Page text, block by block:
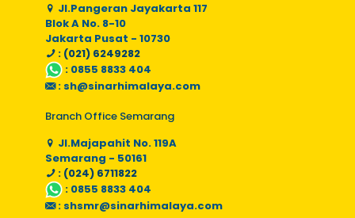
Jl.Pangeran Jayakarta 117
Blok A No. 8-10
Jakarta Pusat - 10730
: (021) 6249282
: 0855 8833 404
: sh@sinarhimalaya.com
Branch Office Semarang
Jl.Majapahit No. 119A
Semarang - 50161
: (024) 6711822
: 0855 8833 404
: shsmr@sinarhimalaya.com